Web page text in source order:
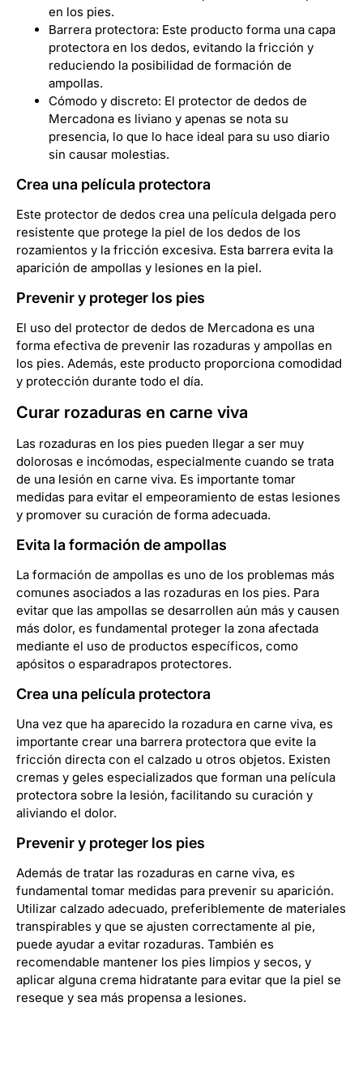
en los pies.
Barrera protectora: Este producto forma una capa
protectora en los dedos, evitando la fricción y
reduciendo la posibilidad de formación de
ampollas.
Cómodo y discreto: El protector de dedos de
Mercadona es liviano y apenas se nota su
presencia, lo que lo hace ideal para su uso diario
sin causar molestias.
Crea una película protectora
Este protector de dedos crea una película delgada pero
resistente que protege la piel de los dedos de los
rozamientos y la fricción excesiva. Esta barrera evita la
aparición de ampollas y lesiones en la piel.
Prevenir y proteger los pies
El uso del protector de dedos de Mercadona es una
forma efectiva de prevenir las rozaduras y ampollas en
los pies. Además, este producto proporciona comodidad
y protección durante todo el día.
Curar rozaduras en carne viva
Las rozaduras en los pies pueden llegar a ser muy
dolorosas e incómodas, especialmente cuando se trata
de una lesión en carne viva. Es importante tomar
medidas para evitar el empeoramiento de estas lesiones
y promover su curación de forma adecuada.
Evita la formación de ampollas
La formación de ampollas es uno de los problemas más
comunes asociados a las rozaduras en los pies. Para
evitar que las ampollas se desarrollen aún más y causen
más dolor, es fundamental proteger la zona afectada
mediante el uso de productos específicos, como
apósitos o esparadrapos protectores.
Crea una película protectora
Una vez que ha aparecido la rozadura en carne viva, es
importante crear una barrera protectora que evite la
fricción directa con el calzado u otros objetos. Existen
cremas y geles especializados que forman una película
protectora sobre la lesión, facilitando su curación y
aliviando el dolor.
Prevenir y proteger los pies
Además de tratar las rozaduras en carne viva, es
fundamental tomar medidas para prevenir su aparición.
Utilizar calzado adecuado, preferiblemente de materiales
transpirables y que se ajusten correctamente al pie,
puede ayudar a evitar rozaduras. También es
recomendable mantener los pies limpios y secos, y
aplicar alguna crema hidratante para evitar que la piel se
reseque y sea más propensa a lesiones.